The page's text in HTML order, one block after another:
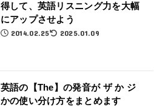
得して、英語リスニング力を大幅
にアップさせよう
2014.02.25 2025.01.09
英語の【The】の発音が ザ か ジ
かの使い分け方をまとめます